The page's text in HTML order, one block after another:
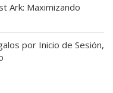
Ark: Maximizando
por Inicio de Sesión,